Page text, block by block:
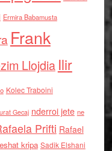
Ermira Babamusta
Frank
Llojdia Ilir
Kolec Traboini
Gecaj nderroi jete ne
Prifti Rafael
kripa Sadik Elshani